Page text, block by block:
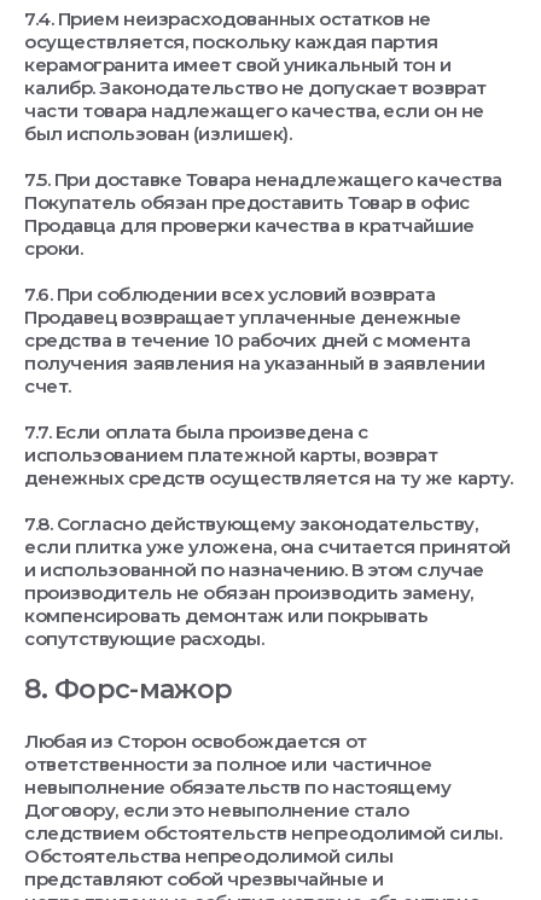
7.4. Прием неизрасходованных остатков не
осуществляется, поскольку каждая партия
керамогранита имеет свой уникальный тон и
калибр. Законодательство не допускает возврат
части товара надлежащего качества, если он не
был использован (излишек).
7.5. При доставке Товара ненадлежащего качества
Покупатель обязан предоставить Товар в офис
Продавца для проверки качества в кратчайшие
сроки.
7.6. При соблюдении всех условий возврата
Продавец возвращает уплаченные денежные
средства в течение 10 рабочих дней с момента
получения заявления на указанный в заявлении
счет.
7.7. Если оплата была произведена с
использованием платежной карты, возврат
денежных средств осуществляется на ту же карту.
7.8. Согласно действующему законодательству,
если плитка уже уложена, она считается принятой
и использованной по назначению. В этом случае
производитель не обязан производить замену,
компенсировать демонтаж или покрывать
сопутствующие расходы.
8. Форс-мажор
Любая из Сторон освобождается от
ответственности за полное или частичное
невыполнение обязательств по настоящему
Договору, если это невыполнение стало
следствием обстоятельств непреодолимой силы.
Обстоятельства непреодолимой силы
представляют собой чрезвычайные и